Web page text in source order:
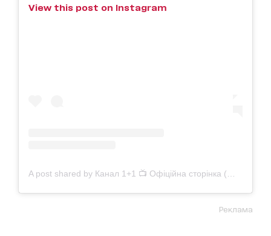
View this post on Instagram
A post shared by Канал 1+1 📺 Офіційна сторінка (@1plus1_ua)
Реклама